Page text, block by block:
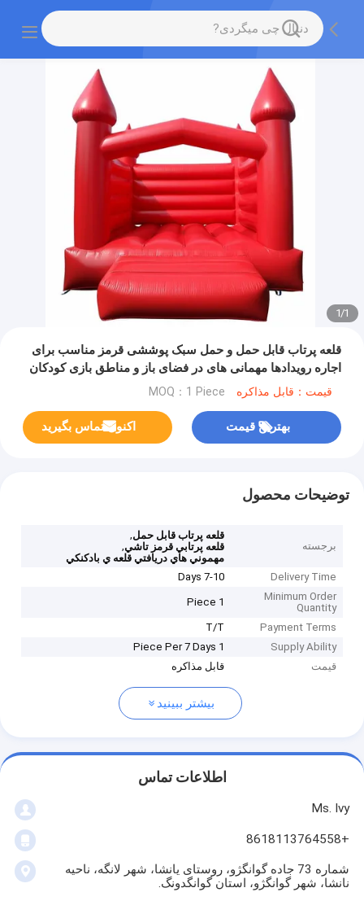
1
/
1
قلعه پرتاب قابل حمل و حمل سبک پوششی قرمز مناسب برای
اجاره رویدادها مهمانی های در فضای باز و مناطق بازی کودکان
قیمت：قابل مذاکره MOQ：1 Piece
بهترین قیمت اکنون تماس بگیرید
توضیحات محصول
برجسته
قلعه پرتاب قابل حمل,
قلعه پرتابي قرمز تاشي,
مهموني هاي دريافتي قلعه ي بادکنکي
Delivery Time
7-10 Days
Minimum Order
Quantity
1 Piece
Payment Terms
T/T
Supply Ability
1 Piece Per 7 Days
قیمت
قابل مذاکره
بیشتر ببینید
اطلاعات تماس
Ms. Ivy
+8618113764558
شماره 73 جاده گوانگژو، روستای یانشا، شهر لانگه، ناحیه
نانشا، شهر گوانگژو، استان گوانگدونگ.